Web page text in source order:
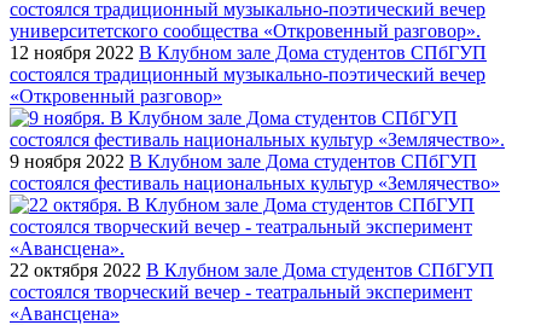
12 ноября 2022 В Клубном зале Дома студентов СПбГУП
состоялся традиционный музыкально-поэтический вечер
«Откровенный разговор»
9 ноября 2022 В Клубном зале Дома студентов СПбГУП
состоялся фестиваль национальных культур «Землячество»
22 октября 2022 В Клубном зале Дома студентов СПбГУП
состоялся творческий вечер - театральный эксперимент
«Авансцена»